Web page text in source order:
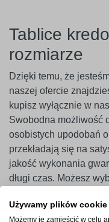
Tablice
rozmiarze
Dzięki temu, że
naszej ofercie
kupisz wyłącznie w
Swobodna możliwość
osobistych upodobań
przekładają się na
jakość wykonania
długi czas. Możesz
nadrukiem na Twoje
Używamy plików cookie
Możemy je zamieścić w celu